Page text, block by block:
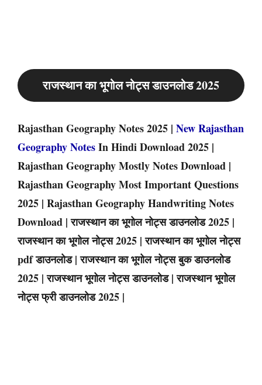
राजस्थान का भूगोल नोट्स डाउनलोड 2025
Rajasthan Geography Notes 2025 | New Rajasthan
Geography NotesIn Hindi Download 2025 |
Rajasthan Geography Mostly Notes Download |
Rajasthan Geography Most Important Questions
2025 | Rajasthan Geography Handwriting Notes
Download | राजस्थान का भूगोल नोट्स डाउनलोड 2025 |
राजस्थान का भूगोल नोट्स 2025 | राजस्थान का भूगोल नोट्स
pdf डाउनलोड | राजस्थान का भूगोल नोट्स बुक डाउनलोड
2025 | राजस्थान भूगोल नोट्स डाउनलोड | राजस्थान भूगोल
नोट्स फ्री डाउनलोड 2025 |